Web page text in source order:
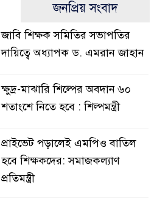
জনপ্রিয় সংবাদ
জাবি শিক্ষক সমিতির সভাপতির
দায়িত্বে অধ্যাপক ড. এমরান জাহান
ক্ষুদ্র-মাঝারি শিল্পের অবদান ৬০
শতাংশে নিতে হবে : শিল্পমন্ত্রী
প্রাইভেট পড়ালেই এমপিও বাতিল
হবে শিক্ষকদের: সমাজকল্যাণ
প্রতিমন্ত্রী